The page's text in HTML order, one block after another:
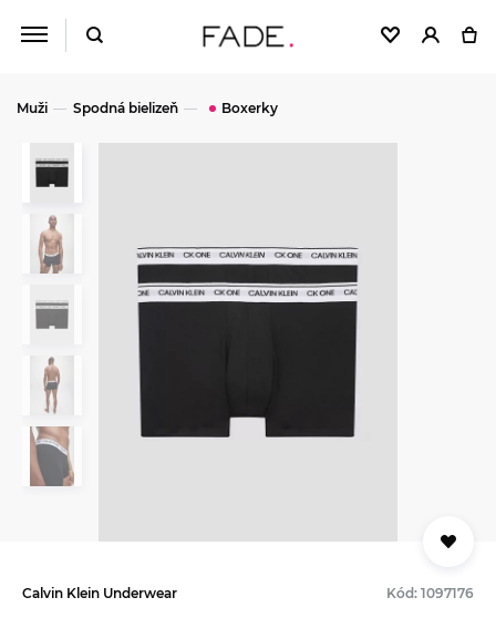
Muži Spodná bielizeň Boxerky
Calvin Klein Underwear Kód: 1097176